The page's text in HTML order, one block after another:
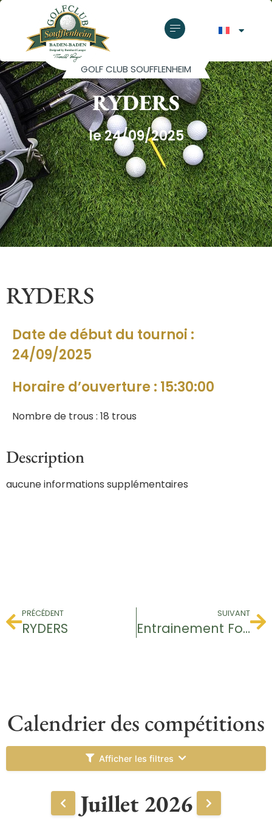
GOLF CLUB SOUFFLENHEIM
RYDERS
le 24/09/2025
RYDERS
Date de début du tournoi :
24/09/2025
Horaire d’ouverture : 15:30:00
Nombre de trous : 18 trous
Description
aucune informations supplémentaires
PRÉCÉDENT
RYDERS
SUIVANT
Entrainement Footgolf
Calendrier des compétitions
Afficher les filtres
Juillet 2026